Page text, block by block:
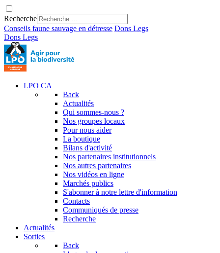
Recherche
Conseils faune sauvage en détresse Dons Legs
Dons Legs
LPO CA
Back
Actualités
Qui sommes-nous ?
Nos groupes locaux
Pour nous aider
La boutique
Bilans d'activité
Nos partenaires institutionnels
Nos autres partenaires
Nos vidéos en ligne
Marchés publics
S'abonner à notre lettre d'information
Contacts
Communiqués de presse
Recherche
Actualités
Sorties
Back